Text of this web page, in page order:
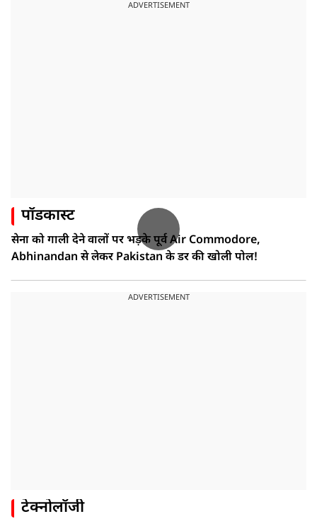
ADVERTISEMENT
पॉडकास्ट
सेना को गाली देने वालों पर भड़के पूर्व Air Commodore,
Abhinandan से लेकर Pakistan के डर की खोली पोल!
ADVERTISEMENT
टेक्नोलॉजी